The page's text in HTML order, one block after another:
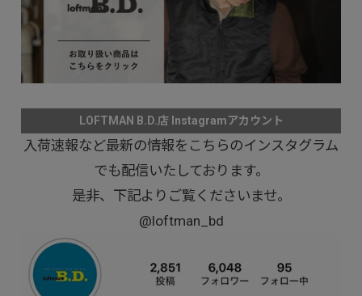
LOFTMAN B.D.店 Instagramアカウント
入荷速報など最新の情報をこちらのインスタグラム
でも配信いたしております。
是非、下記よりご覧くださいませ。
@loftman_bd